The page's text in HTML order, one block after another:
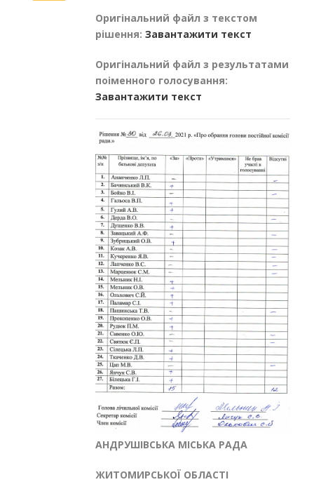
Оригінальний файл з текстом
рішення: Завантажити текст
Оригінальний файл з результатами
поіменного голосування:
Завантажити текст
АНДРУШІВСЬКА МІСЬКА РАДА
ЖИТОМИРСЬКОЇ ОБЛАСТІ